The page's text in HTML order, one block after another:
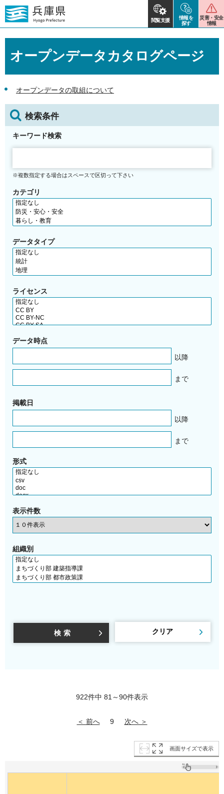
閲覧支援
情報を
探す
災害・安全
情報
オープンデータカタログページ
オープンデータの取組について
検索条件
キーワード検索
※複数指定する場合はスペースで区切って下さい
カテゴリ
データタイプ
ライセンス
データ時点
以降
まで
掲載日
以降
まで
形式
表示件数
組織別
922件中 81～90件表示
＜ 前へ 9 次へ ＞
画面サイズで表示